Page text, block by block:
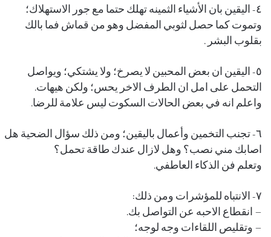
٤- اليقين بان الأشياء الثمينه تهلك حتما مع جور الاستهلاك؛
وتموت كما حصل لثوبي المفضل وهو من قماش فما بالك
بقلوب البشر .
٥- اليقين ان بعض المحبين لا يصرخ؛ ولا يشتكي؛ ويواصل
التحمل على امل ان الطرف الاخر يحس؛ ولكن هيهات.
واعلم انه في بعض الحالات السكوت ليس علامة للرضا.
٦- تجنب التخمين وأعمال باليقين؛ ومن ذلك سؤال الضحية هل
اصابك مني نصب؟ وهل لازال عندك طاقة تحمل؟
وتعلم فن الذكاء العاطفي.
٧- الانتباه للمؤشرات ومن ذلك:
– انقطاع الاحبه عن التواصل بك.
– وتقليص اللقاءات وجه لوجه؛